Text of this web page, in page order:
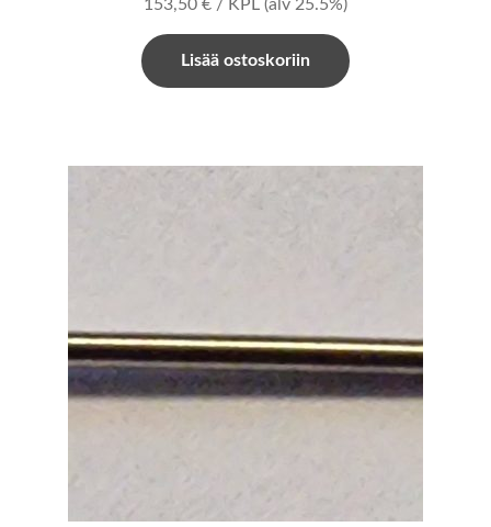
153,50 € / KPL (alv 25.5%)
Lisää ostoskoriin